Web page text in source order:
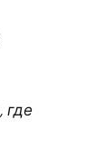
где